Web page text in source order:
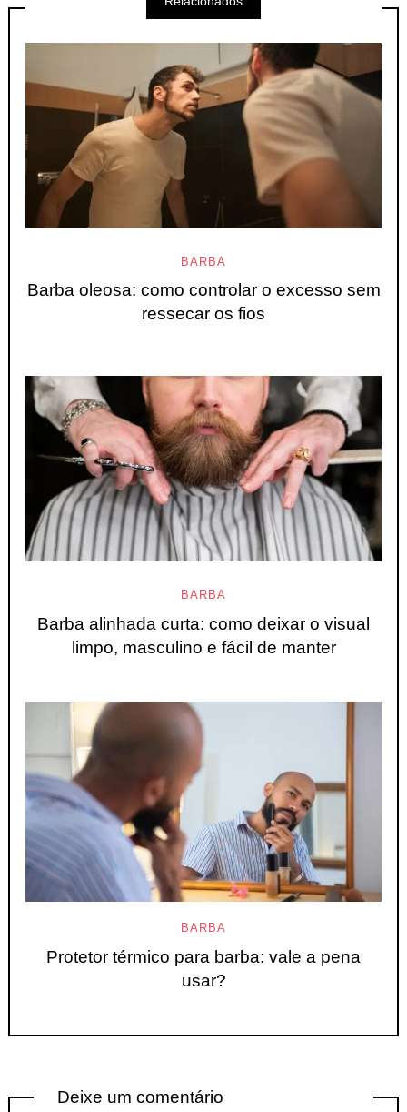
BARBA
Barba oleosa: como controlar o excesso sem
ressecar os fios
BARBA
Barba alinhada curta: como deixar o visual
limpo, masculino e fácil de manter
BARBA
Protetor térmico para barba: vale a pena
usar?
Deixe um comentário